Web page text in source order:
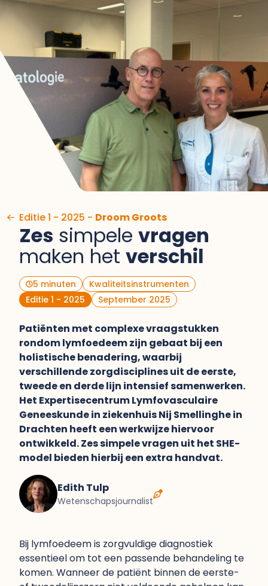
Ga naar de inhoud
Editie 1 - 2025 - Droom Groots
Zes simpele vragen
maken het verschil
5 minuten
Kwaliteits­instrumenten
Editie 1 - 2025
September 2025
Patiënten met complexe vraagstukken
rondom lymfoedeem zijn gebaat bij een
holistische benadering, waarbij
verschillende zorgdisciplines uit de eerste,
tweede en derde lijn intensief samenwerken.
Het Expertisecentrum Lymfovasculaire
Geneeskunde in ziekenhuis Nij Smellinghe in
Drachten heeft een werkwijze hiervoor
ontwikkeld. Zes simpele vragen uit het SHE-
model bieden hierbij een extra handvat.
Edith Tulp
Wetenschapsjournalist
Bij lymfoedeem is zorgvuldige diagnostiek
essentieel om tot een passende behandeling te
komen. Wanneer de patiënt binnen de eerste-